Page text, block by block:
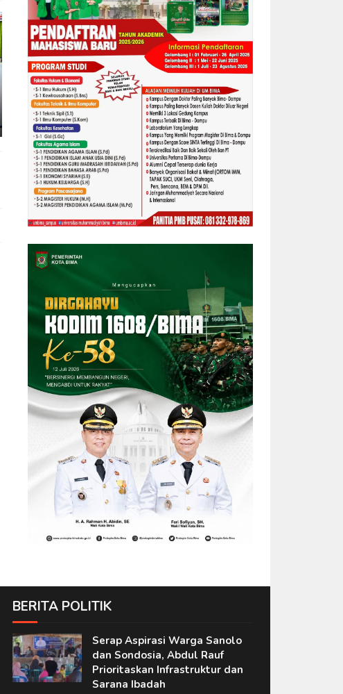
BERITA POLITIK
Serap Aspirasi Warga Sanolo
dan Sondosia, Abdul Rauf
Prioritaskan Infrastruktur dan
Sarana Ibadah